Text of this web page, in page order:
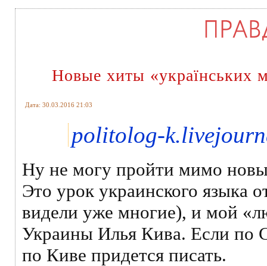
Новые хиты «українських
Дата: 30.03.2016 21:03
politolog-
Ну не могу пройти мимо
Это урок украинского языка
видели уже многие), и мой
Украины Илья Кива. Если по
по Киве придется писать.